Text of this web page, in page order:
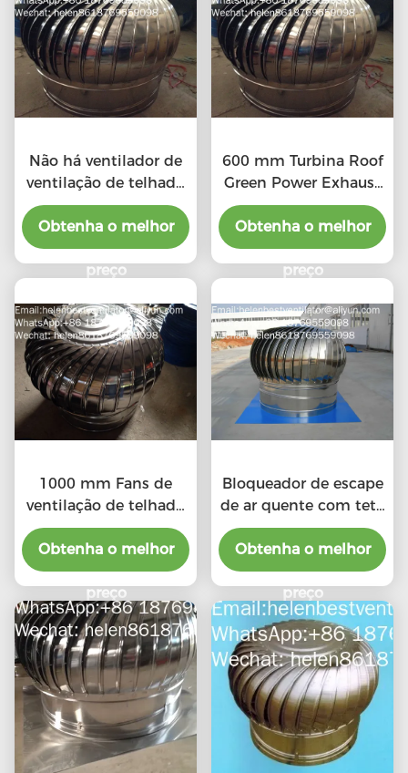
Não há ventilador de
ventilação de telhado
elétrico de tipo 20"
Obtenha o melhor
preço
600 mm Turbina Roof
Green Power Exhaust
Ventilador
Obtenha o melhor
preço
1000 mm Fans de
ventilação de telhado
industrial baratos
Obtenha o melhor
preço
Bloqueador de escape
de ar quente com teto
de liga de alumínio de
500 mm
Obtenha o melhor
preço